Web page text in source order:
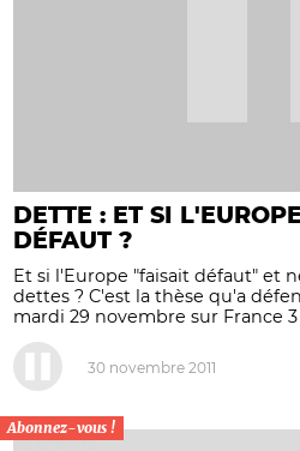
DETTE : ET SI
DÉFAUT ?
Et si l'Europe "faisait défaut" et
dettes ? C'est la thèse qu'a
mardi 29 novembre sur France 3
30 novembre 2011
Abonnez-vous !